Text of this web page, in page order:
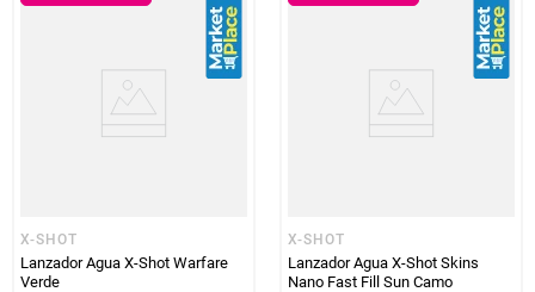
X-SHOT
Lanzador Agua X-Shot Warfare
Verde
X-SHOT
Lanzador Agua X-Shot Skins
Nano Fast Fill Sun Camo